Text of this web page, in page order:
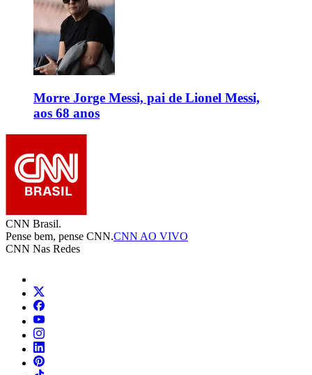
Morre Jorge Messi, pai de Lionel Messi,
aos 68 anos
CNN Brasil.
Pense bem, pense CNN.CNN AO VIVO
CNN Nas Redes